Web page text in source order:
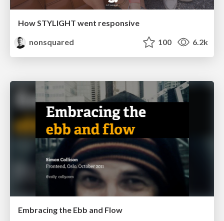
How STYLIGHT went responsive
nonsquared
100 6.2k
Embracing the Ebb and Flow